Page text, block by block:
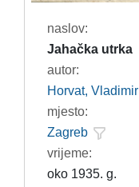
naslov:
Jahačka utrka
autor:
Horvat, Vladimir
mjesto:
Zagreb
vrijeme:
oko 1935. g.